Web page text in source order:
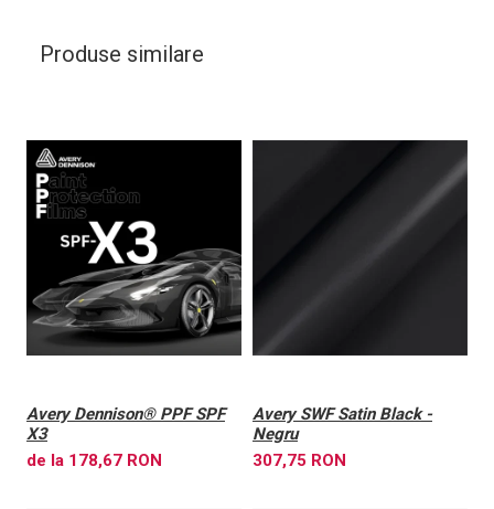
Produse similare
Avery Dennison® PPF SPF
X3
de la 178,67 RON
Avery SWF Satin Black -
Negru
307,75 RON